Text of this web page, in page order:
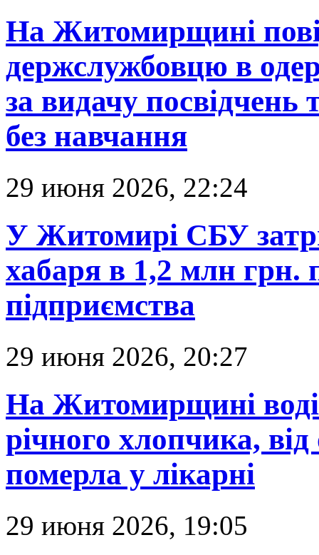
На Житомирщині
держслужбовцю в
за видачу посвідчень
без навчання
29 июня 2026, 22:24
У Житомирі СБУ
хабаря в 1,2 млн грн.
підприємства
29 июня 2026, 20:27
На Житомирщині
річного хлопчика,
померла у лікарні
29 июня 2026, 19:05